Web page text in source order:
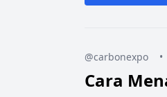
@carbonexpo •
Cara